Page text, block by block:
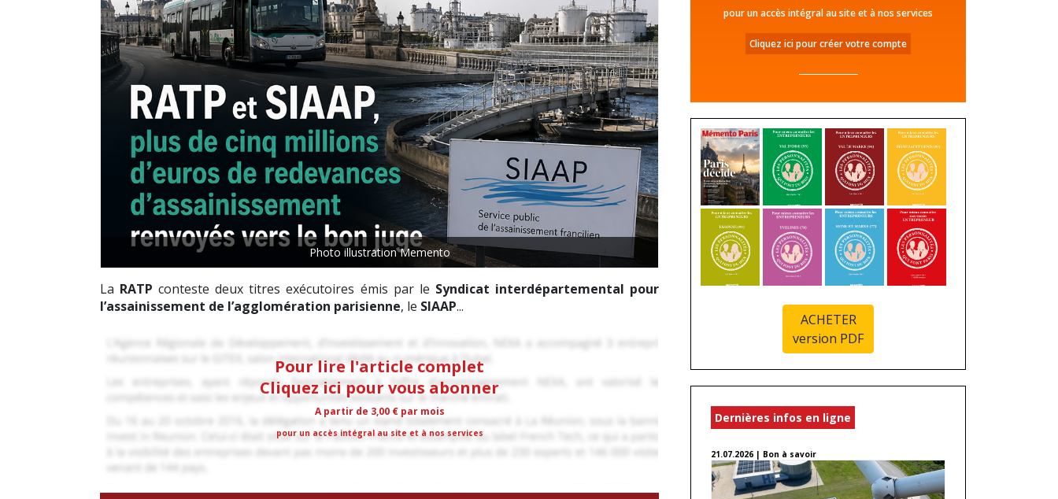
Photo illustration Memento
La RATP conteste deux titres exécutoires émis par le Syndicat interdépartemental pour
l’assainissement de l’agglomération parisienne, le SIAAP...
Pour lire l'article complet
Cliquez ici pour vous abonner
A partir de 3,00 € par mois
pour un accès intégral au site et à nos services
pour un accès intégral au site et à nos services
Cliquez ici pour créer votre compte
ACHETER
version PDF
Dernières infos en ligne
21.07.2026 | Bon à savoir